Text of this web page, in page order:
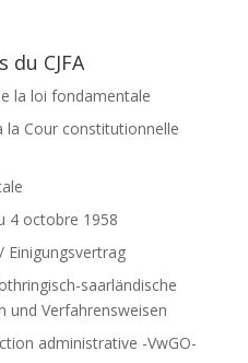
CJFA
la loi fondamentale
la Cour constitutionnelle
4 octobre 1958
Einigungsvertrag
saarländische
und Verfahrensweisen
administrative -VwGO-